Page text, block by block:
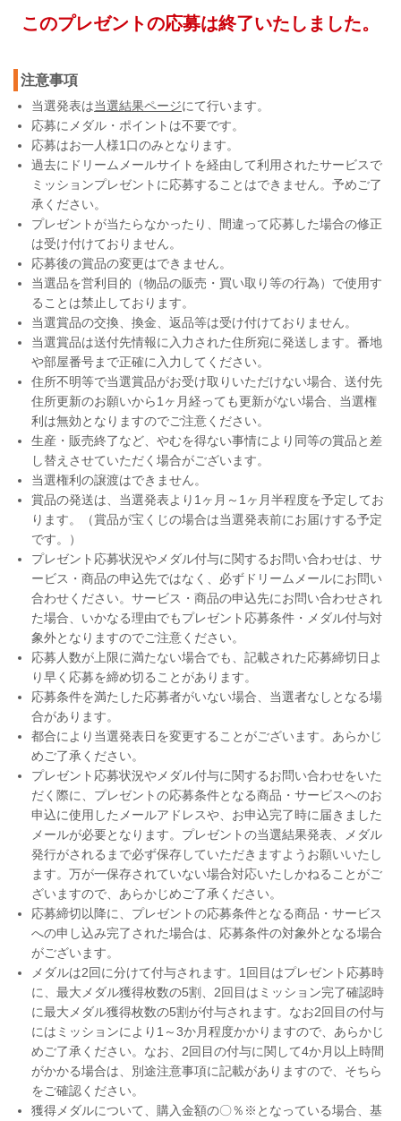
このプレゼントの応募は終了いたしました。
注意事項
当選発表は当選結果ページにて行います。
応募にメダル・ポイントは不要です。
応募はお一人様1口のみとなります。
過去にドリームメールサイトを経由して利用されたサービスで
ミッションプレゼントに応募することはできません。予めご了
承ください。
プレゼントが当たらなかったり、間違って応募した場合の修正
は受け付けておりません。
応募後の賞品の変更はできません。
当選品を営利目的（物品の販売・買い取り等の行為）で使用す
ることは禁止しております。
当選賞品の交換、換金、返品等は受け付けておりません。
当選賞品は送付先情報に入力された住所宛に発送します。番地
や部屋番号まで正確に入力してください。
住所不明等で当選賞品がお受け取りいただけない場合、送付先
住所更新のお願いから1ヶ月経っても更新がない場合、当選権
利は無効となりますのでご注意ください。
生産・販売終了など、やむを得ない事情により同等の賞品と差
し替えさせていただく場合がございます。
当選権利の譲渡はできません。
賞品の発送は、当選発表より1ヶ月～1ヶ月半程度を予定してお
ります。（賞品が宝くじの場合は当選発表前にお届けする予定
です。）
プレゼント応募状況やメダル付与に関するお問い合わせは、サ
ービス・商品の申込先ではなく、必ずドリームメールにお問い
合わせください。サービス・商品の申込先にお問い合わせされ
た場合、いかなる理由でもプレゼント応募条件・メダル付与対
象外となりますのでご注意ください。
応募人数が上限に満たない場合でも、記載された応募締切日よ
り早く応募を締め切ることがあります。
応募条件を満たした応募者がいない場合、当選者なしとなる場
合があります。
都合により当選発表日を変更することがございます。あらかじ
めご了承ください。
プレゼント応募状況やメダル付与に関するお問い合わせをいた
だく際に、プレゼントの応募条件となる商品・サービスへのお
申込に使用したメールアドレスや、お申込完了時に届きました
メールが必要となります。プレゼントの当選結果発表、メダル
発行がされるまで必ず保存していただきますようお願いいたし
ます。万が一保存されていない場合対応いたしかねることがご
ざいますので、あらかじめご了承ください。
応募締切以降に、プレゼントの応募条件となる商品・サービス
への申し込み完了された場合は、応募条件の対象外となる場合
がございます。
メダルは2回に分けて付与されます。1回目はプレゼント応募時
に、最大メダル獲得枚数の5割、2回目はミッション完了確認時
に最大メダル獲得枚数の5割が付与されます。なお2回目の付与
にはミッションにより1～3か月程度かかりますので、あらかじ
めご了承ください。なお、2回目の付与に関して4か月以上時間
がかかる場合は、別途注意事項に記載がありますので、そちら
をご確認ください。
獲得メダルについて、購入金額の〇％※となっている場合、基